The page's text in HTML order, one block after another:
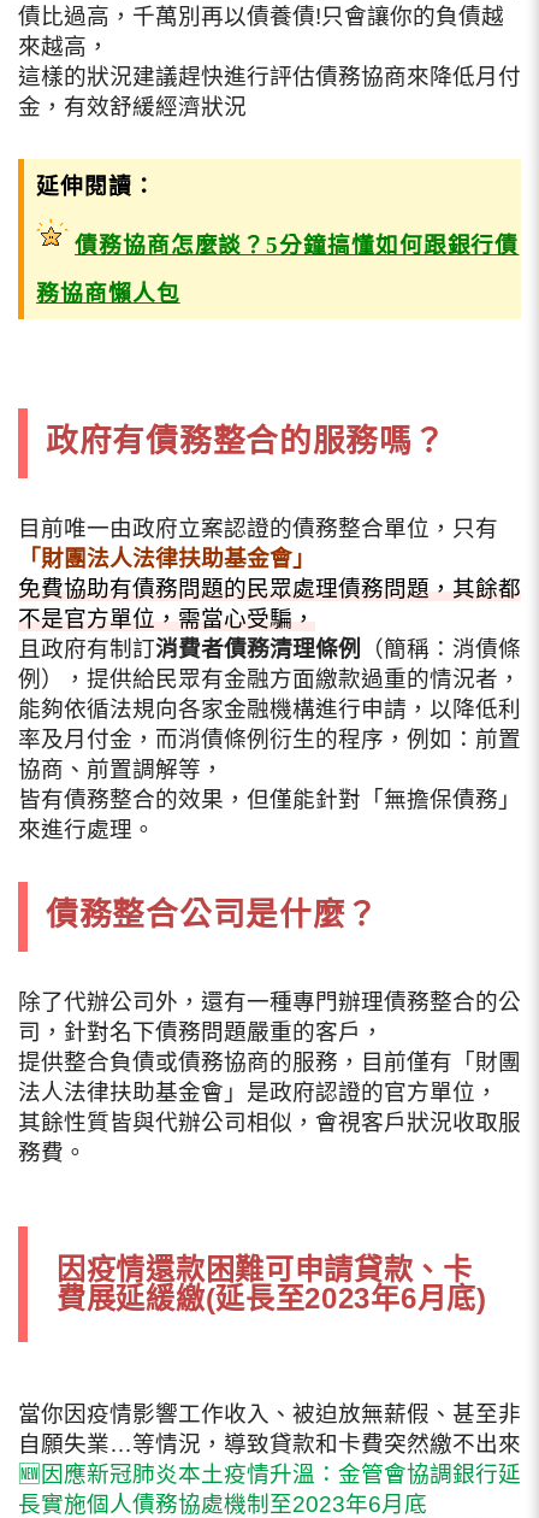
債比過高，千萬別再以債養債!只會讓你的負債越
來越高，
這樣的狀況建議趕快進行評估債務協商來降低月付
金，有效舒緩經濟狀況
延伸閱讀：
債務協商怎麼談？5分鐘搞懂如何跟銀行債
務協商懶人包
政府有債務整合的服務嗎？
目前唯一由政府立案認證的債務整合單位，只有
「財團法人法律扶助基金會」
免費協助有債務問題的民眾處理債務問題，其餘都
不是官方單位，需當心受騙，
且政府有制訂消費者債務清理條例
（簡稱：消債條
例），提供給民眾有金融方面繳款過重的情況者，
能夠依循法規向各家金融機構進行申請，以降低利
率及月付金， 而消債條例衍生的程序，例如：前置
協商、前置調解等，
皆有債務整合的效果，但僅能針對「無擔保債務」
來進行處理。
債務整合公司是什麼？
除了代辦公司外，還有一種專門辦理債務整合的公
司，針對名下債務問題嚴重的客戶，
提供整合負債或債務協商的服務，目前僅有「財團
法人法律扶助基金會」是政府認證的官方單位，
其餘性質皆與代辦公司相似，會視客戶狀況收取服
務費。
因疫情還款困難可申請貸款、卡
費展延緩繳(延長至2023年6月底)
當你因疫情影響工作收入、被迫放無薪假、甚至非
自願失業…等情況，導致貸款和卡費突然繳不出來
🆕因應新冠肺炎本土疫情升溫：金管會協調銀行延
長實施個人債務協處機制至2023年6月底